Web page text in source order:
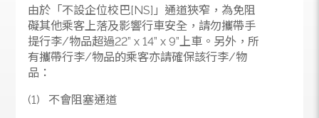
由於「不設企位校巴[NS]」通道狹窄，為免阻
礙其他乘客上落及影響行車安全，請勿攜帶手
提行李/物品超過22” x 14” x 9”上車。另外，所
有攜帶行李/物品的乘客亦請確保該行李/物
品：